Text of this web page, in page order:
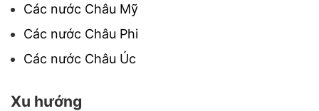
Các nước Châu Mỹ
Các nước Châu Phi
Các nước Châu Úc
Xu hướng